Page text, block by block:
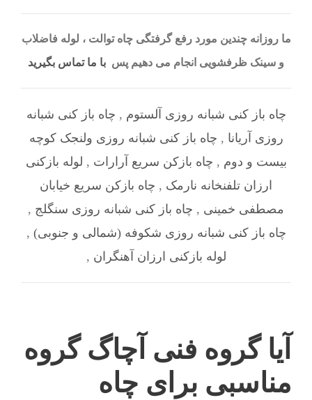
ما روزانه چندین مورد رفع گرفتگی چاه توالت ، لوله فاضلاب
و سینک ظرفشویی انجام می دهیم پس با ما تماس بگیرید
چاه باز کنی شبانه روزی آلستوم , چاه باز کنی شبانه
روزی آریانا , چاه باز کنی شبانه روزی ولنجک کوچه
بیست و دوم , چاه بازکن سریع آرارات , لوله بازکنی
ارزان تلفنخانه نارمک , چاه بازکن سریع خیابان
مصطفی خمینی , چاه باز کنی شبانه روزی سنگلج ,
چاه باز کنی شبانه روزی شکوفه (شمالی و جنوبی) ,
لوله بازکنی ارزان آهنگران ,
آیا گروه فنی آچاگ گروه
مناسبی برای چاه